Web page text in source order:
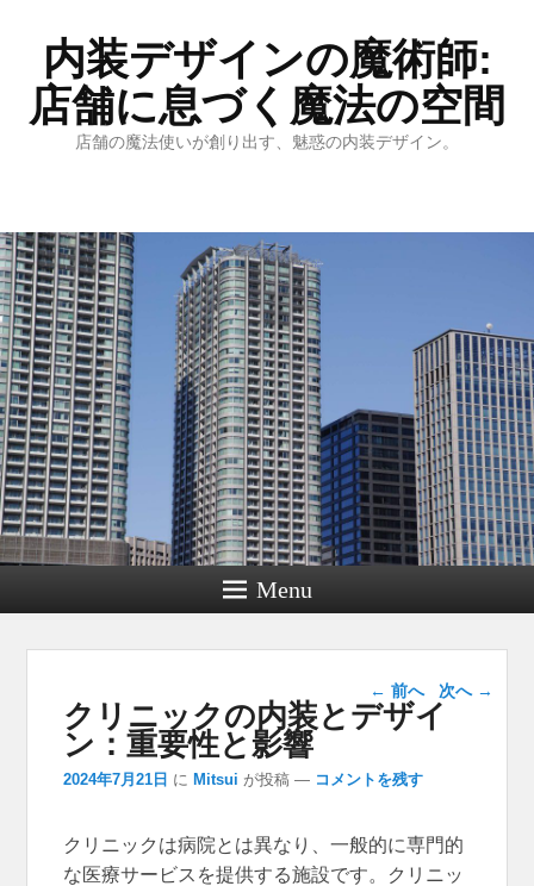
内装デザインの魔術師:
店舗に息づく魔法の空間
店舗の魔法使いが創り出す、魅惑の内装デザイン。
Menu
投稿ナビゲー
ション
← 前へ 次へ →
クリニックの内装とデザイ
ン：重要性と影響
2024年7月21日 に Mitsui が投稿 — コメントを残す
クリニックは病院とは異なり、一般的に専門的
な医療サービスを提供する施設です。 クリニッ